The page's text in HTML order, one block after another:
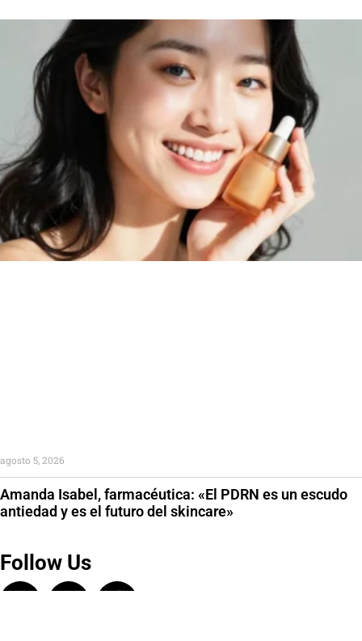
Amanda Isabel, farmacéutica: «El PDRN es un escudo
antiedad y es el futuro del skincare»
agosto 5, 2026
Follow Us